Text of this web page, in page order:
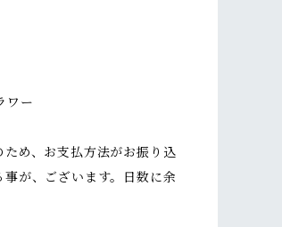
ワー
め、お支払方法がお振り込
が、ございます。日数に余